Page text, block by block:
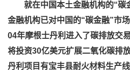
就在中国本土金融机构的“碳
金融机构已对中国的“碳金融”市
04年摩根士丹利进入了碳排放交
将投资30亿美元扩展二氧化碳排
丹利项目有宝丰县耐火材料生产